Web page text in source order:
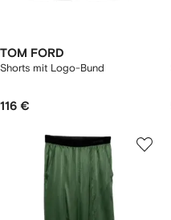
TOM FORD
Shorts mit Logo-Bund
116 €